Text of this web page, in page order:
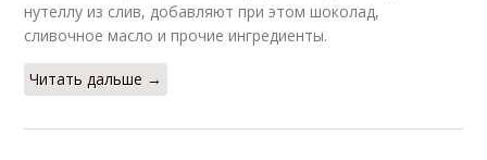
нутеллу из слив, добавляют при этом шоколад,
сливочное масло и прочие ингредиенты.
Читать дальше →